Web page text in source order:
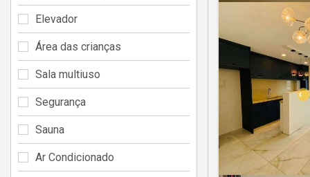
Elevador
Área das crianças
Sala multiuso
Segurança
Sauna
Ar Condicionado